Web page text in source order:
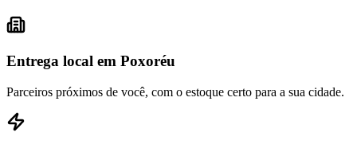
Entrega local em Poxoréu
Parceiros próximos de você, com o estoque certo para a sua cidade.